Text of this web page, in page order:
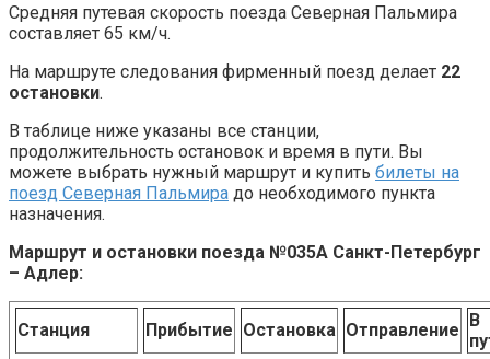
Средняя путевая скорость поезда Северная Пальмира
составляет 65 км/ч.
На маршруте следования фирменный поезд делает 22
остановки.
В таблице ниже указаны все станции,
продолжительность остановок и время в пути. Вы
можете выбрать нужный маршрут и купить билеты на
поезд Северная Пальмира до необходимого пункта
назначения.
Маршрут и остановки поезда №035А Санкт-Петербург
– Адлер:
Станция Прибытие Остановка Отправление В